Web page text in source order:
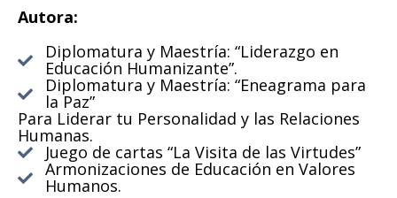
Autora:
Diplomatura y Maestría: “Liderazgo en
Educación Humanizante”.
Diplomatura y Maestría: “Eneagrama para
la Paz”
Para Liderar tu Personalidad y las Relaciones
Humanas.
Juego de cartas “La Visita de las Virtudes”
Armonizaciones de Educación en Valores
Humanos.